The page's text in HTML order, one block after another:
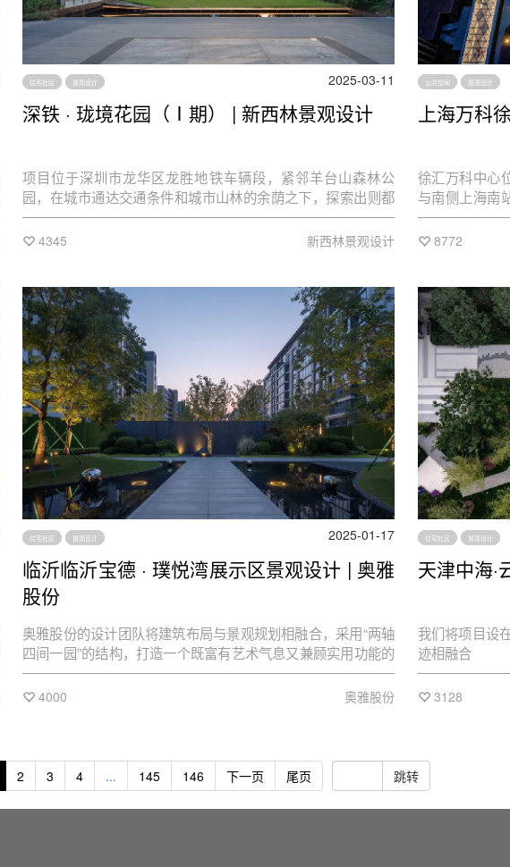
住宅社区 景观设计 2025-03-11
深铁 · 珑境花园（Ⅰ期） | 新西林景观设计
项目位于深圳市龙华区龙胜地铁车辆段，紧邻羊台山森林公
园，在城市通达交通条件和城市山林的余荫之下，探索出则都
市繁华，入则私享园林的隐秘哲学。
4345 新西林景观设计
公共空间 景观设计
上海万科
徐汇万科中心
与南侧上海南
约60万以及
至2015年一
中心等多元业
8772
住宅社区 景观设计 2025-01-17
临沂临沂宝德 · 璞悦湾展示区景观设计 | 奥雅
股份
奥雅股份的设计团队将建筑布局与景观规划相融合，采用“两轴
四间一园”的结构，打造一个既富有艺术气息又兼顾实用功能的
居住环境。两轴 —— 拾光之轴，艺术之轴；四间 —— 达利时
间馆、莫奈印象馆、马列维奇儿童乐园、康丁斯基的茶会；一
4000 奥雅股份
住宅社区 景观设计
天津中海·
我们将项目设
迹相融合
3128
2 3 4 ... 145 146 下一页 尾页 跳转